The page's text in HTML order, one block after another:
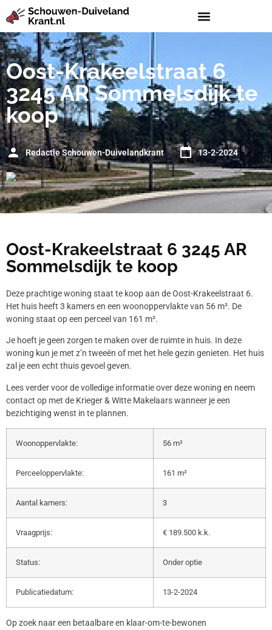
Oost-Krakeelstraat 6
3245 AR Sommelsdijk te
koop
Redactie Schouwen-Duivelandkrant 13-2-2024
Oost-Krakeelstraat 6 3245 AR
Sommelsdijk te koop
Deze prachtige woning staat te koop aan de Oost-Krakeelstraat 6.
Het huis heeft 3 kamers en een woonoppervlakte van 56 m². De
woning staat op een perceel van 161 m².
Je hoeft je geen zorgen te maken over de ruimte in huis. In deze
woning kun je met z’n tweeën of met het hele gezin genieten. Het huis
zal je een echt thuis gevoel geven.
Lees verder voor de volledige informatie over deze woning en neem
contact op met de Krieger & Witte Makelaars wanneer je een
bezichtiging wenst in te plannen.
Woonoppervlakte: 56 m²
Perceeloppervlakte: 161 m²
Aantal kamers: 3
Vraagprijs: € 189.500 k.k.
Status: Onder optie
Publicatiedatum: 13-2-2024
Op zoek naar een betaalbare en klaar-om-te-bewonen